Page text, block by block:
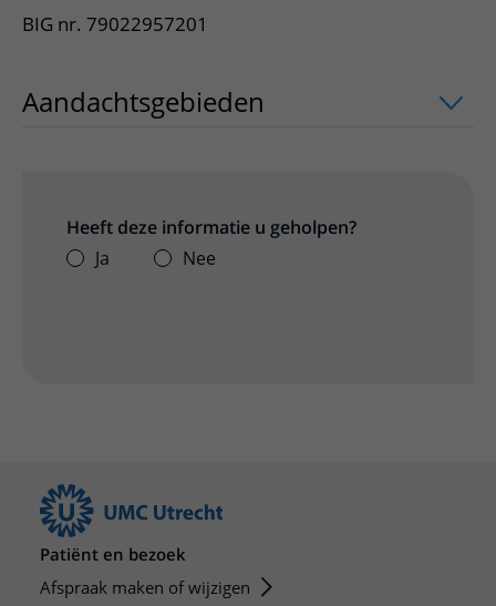
BIG nr. 79022957201
Aandachtsgebieden uitklapper, klik
Heeft deze informatie u geholpen?
Ja
Nee
Patiënt en bezoek
Afspraak maken of wijzigen